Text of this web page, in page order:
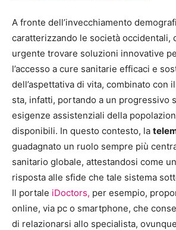
A fronte dell’invecchiamento
caratterizzando le società occidentali,
urgente trovare soluzioni innovative
l’accesso a cure sanitarie efficaci e
dell’aspettativa di vita, combinato con
sta, infatti, portando a un progressivo
esigenze assistenziali della
disponibili. In questo contesto, la
guadagnato un ruolo sempre più
sanitario globale, attestandosi come
risposta alle sfide che tale sistema
Il portale iDoctors, per esempio,
online, via pc o smartphone, che
di relazionarsi allo specialista,